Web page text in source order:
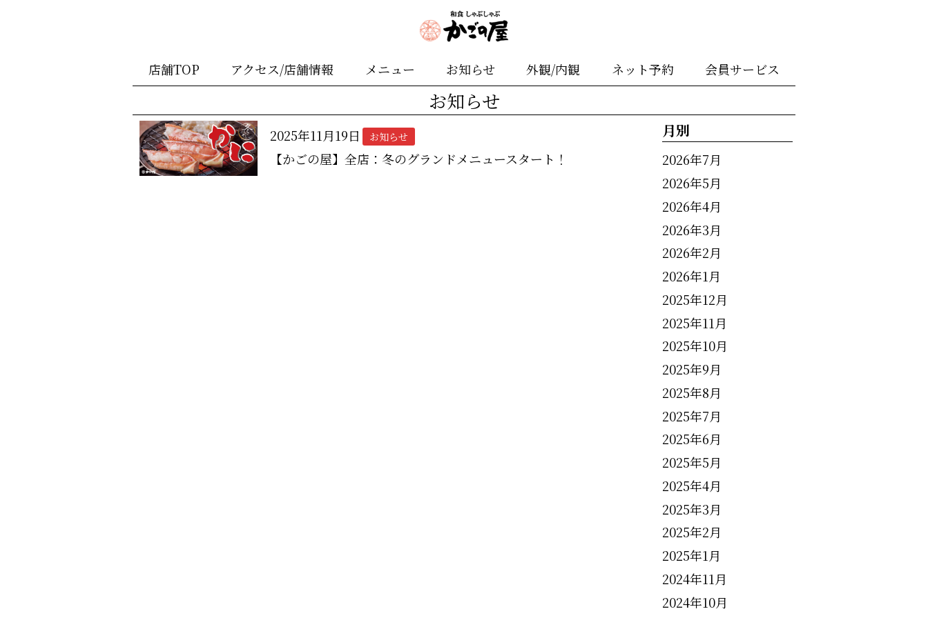
店舗TOP アクセス/店舗情報 メニュー お知らせ 外観/内観 ネット予約 会員サービス
お知らせ
2025年11月19日 お知らせ
【かごの屋】全店：冬のグランドメニュースタート！
月別
2026年7月
2026年5月
2026年4月
2026年3月
2026年2月
2026年1月
2025年12月
2025年11月
2025年10月
2025年9月
2025年8月
2025年7月
2025年6月
2025年5月
2025年4月
2025年3月
2025年2月
2025年1月
2024年11月
2024年10月